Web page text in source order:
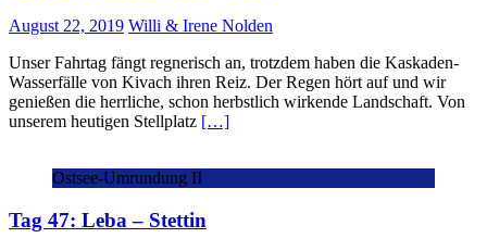
August 22, 2019 Willi & Irene Nolden
Unser Fahrtag fängt regnerisch an, trotzdem haben die Kaskaden-
Wasserfälle von Kivach ihren Reiz. Der Regen hört auf und wir
genießen die herrliche, schon herbstlich wirkende Landschaft. Von
unserem heutigen Stellplatz […]
Ostsee-Umrundung II
Tag 47: Leba – Stettin